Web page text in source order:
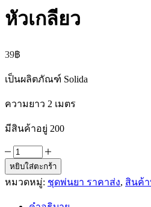
หัวเกลียว
39฿
เป็นผลิตภัณฑ์ Solida
ความยาว 2 เมตร
มีสินค้าอยู่ 200
จำนวน
หน้ากาก
พ่น
หยิบใส่ตะกร้า
หมวดหมู่: ชุดพ่นยา ราคาส่ง, สินค้